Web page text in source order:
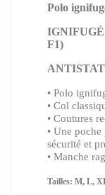
Polo
IGNIFUGÉ
F1)
• Polo
• Col
• Coutures
• Une
sécurité et
• Manche
Tailles: M, L,